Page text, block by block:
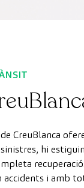
CreuBlanca
hi
i amb